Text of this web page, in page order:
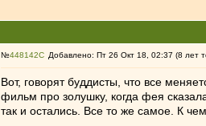
№448142 Добавлено: Пт 26 Окт 18, 02:37 (8 лет
Вот, говорят буддисты, что все
фильм про золушку, когда фея
так и остались. Все то же самое. К